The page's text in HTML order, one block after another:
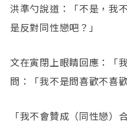
洪準勺說道：「不是，我
是反對同性戀吧？」
文在寅閉上眼睛回應：「
問：「我不是問喜歡不喜
「我不會贊成（同性戀）